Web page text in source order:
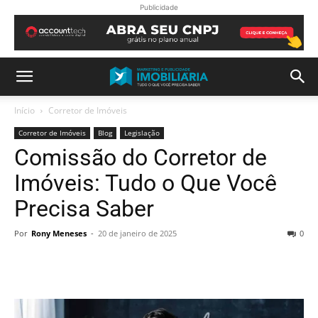
Publicidade
Início Corretor de Imóveis
Corretor de Imóveis Blog Legislação
Comissão do Corretor de
Imóveis: Tudo o Que Você
Precisa Saber
Por Rony Meneses - 20 de janeiro de 2025 0